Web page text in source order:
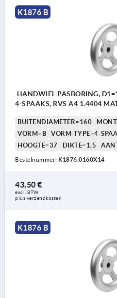
K1876 B
HANDWIEL PASBORING,
4-SPAAKS, RVS A4
BUITENDIAMETER=160
VORM=B
VORM-TYPE=4-
HOOGTE=37
DIKTE=1,5
Bestelnummer: K1876.0160X14
43,50 €
excl. BTW
plus verzendkosten
K1876 B